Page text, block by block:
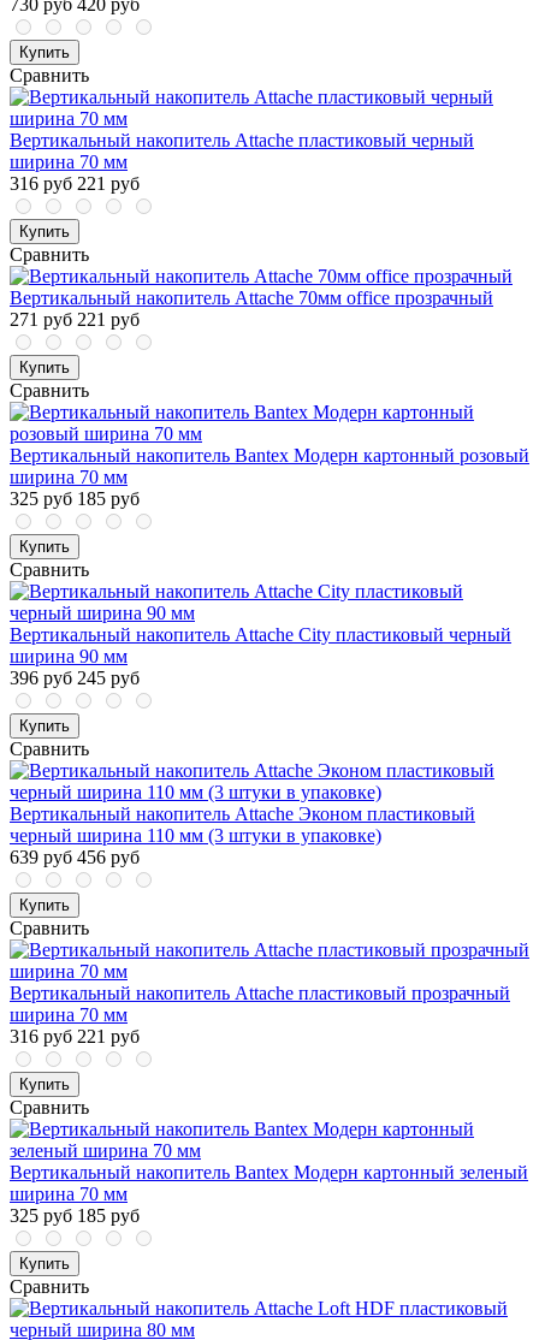
730 руб 420 руб
Купить
Сравнить
Вертикальный накопитель Attache пластиковый черный
ширина 70 мм
316 руб 221 руб
Купить
Сравнить
Вертикальный накопитель Attache 70мм office прозрачный
271 руб 221 руб
Купить
Сравнить
Вертикальный накопитель Bantex Модерн картонный розовый
ширина 70 мм
325 руб 185 руб
Купить
Сравнить
Вертикальный накопитель Attache City пластиковый черный
ширина 90 мм
396 руб 245 руб
Купить
Сравнить
Вертикальный накопитель Attache Эконом пластиковый
черный ширина 110 мм (3 штуки в упаковке)
639 руб 456 руб
Купить
Сравнить
Вертикальный накопитель Attache пластиковый прозрачный
ширина 70 мм
316 руб 221 руб
Купить
Сравнить
Вертикальный накопитель Bantex Модерн картонный зеленый
ширина 70 мм
325 руб 185 руб
Купить
Сравнить